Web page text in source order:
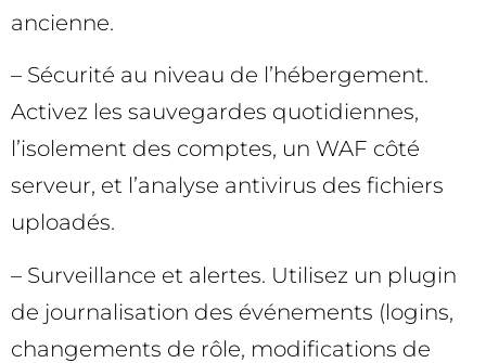
ancienne.
– Sécurité au niveau de l’hébergement.
Activez les sauvegardes quotidiennes,
l’isolement des comptes, un WAF côté
serveur, et l’analyse antivirus des fichiers
uploadés.
– Surveillance et alertes. Utilisez un plugin
de journalisation des événements (logins,
changements de rôle, modifications de